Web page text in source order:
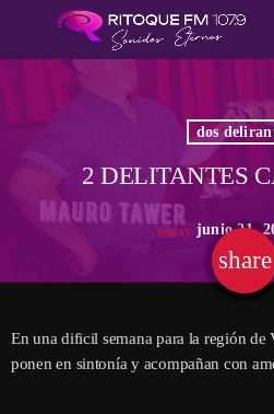
dos
2 DELITANTES
today junio 21,
share
email
En una dificil semana para la región de
ponen en sintonía y acompañan con